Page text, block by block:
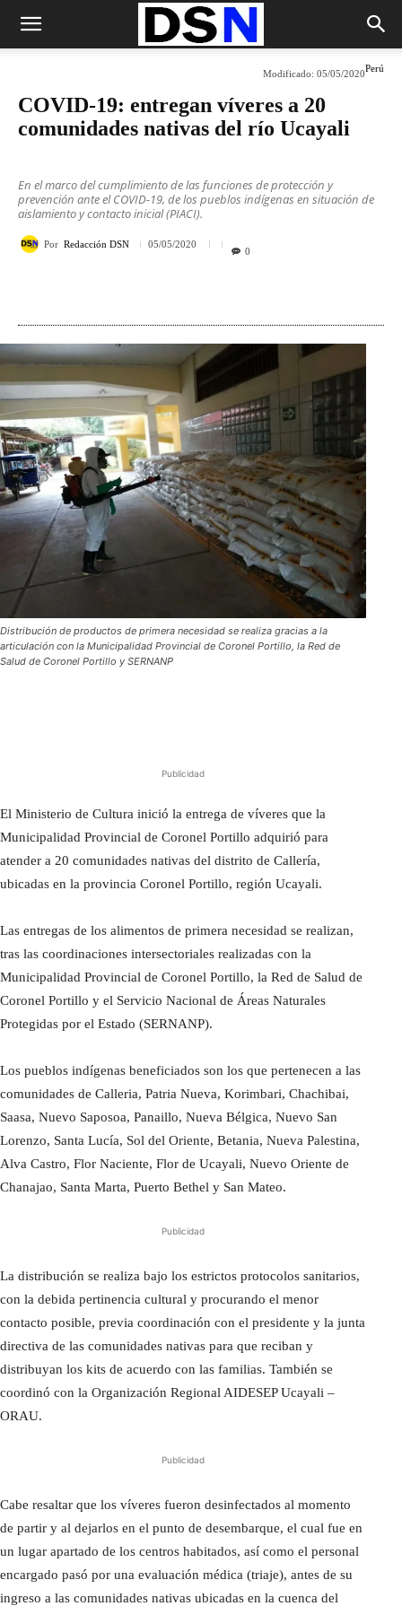
Perú
Modificado: 05/05/2020
COVID-19: entregan víveres a 20
comunidades nativas del río Ucayali
En el marco del cumplimiento de las funciones de protección y
prevención ante el COVID-19, de los pueblos indígenas en situación de
aislamiento y contacto inicial (PIACI).
Por Redacción DSN 05/05/2020
0
Distribución de productos de primera necesidad se realiza gracias a la
articulación con la Municipalidad Provincial de Coronel Portillo, la Red de
Salud de Coronel Portillo y SERNANP
Publicidad
El Ministerio de Cultura inició la entrega de víveres que la
Municipalidad Provincial de Coronel Portillo adquirió para
atender a 20 comunidades nativas del distrito de Callería,
ubicadas en la provincia Coronel Portillo, región Ucayali.
Las entregas de los alimentos de primera necesidad se realizan,
tras las coordinaciones intersectoriales realizadas con la
Municipalidad Provincial de Coronel Portillo, la Red de Salud de
Coronel Portillo y el Servicio Nacional de Áreas Naturales
Protegidas por el Estado (SERNANP).
Los pueblos indígenas beneficiados son los que pertenecen a las
comunidades de Calleria, Patria Nueva, Korimbari, Chachibai,
Saasa, Nuevo Saposoa, Panaillo, Nueva Bélgica, Nuevo San
Lorenzo, Santa Lucía, Sol del Oriente, Betania, Nueva Palestina,
Alva Castro, Flor Naciente, Flor de Ucayali, Nuevo Oriente de
Chanajao, Santa Marta, Puerto Bethel y San Mateo.
Publicidad
La distribución se realiza bajo los estrictos protocolos sanitarios,
con la debida pertinencia cultural y procurando el menor
contacto posible, previa coordinación con el presidente y la junta
directiva de las comunidades nativas para que reciban y
distribuyan los kits de acuerdo con las familias. También se
coordinó con la Organización Regional AIDESEP Ucayali –
ORAU.
Publicidad
Cabe resaltar que los víveres fueron desinfectados al momento
de partir y al dejarlos en el punto de desembarque, el cual fue en
un lugar apartado de los centros habitados, así como el personal
encargado pasó por una evaluación médica (triaje), antes de su
ingreso a las comunidades nativas ubicadas en la cuenca del